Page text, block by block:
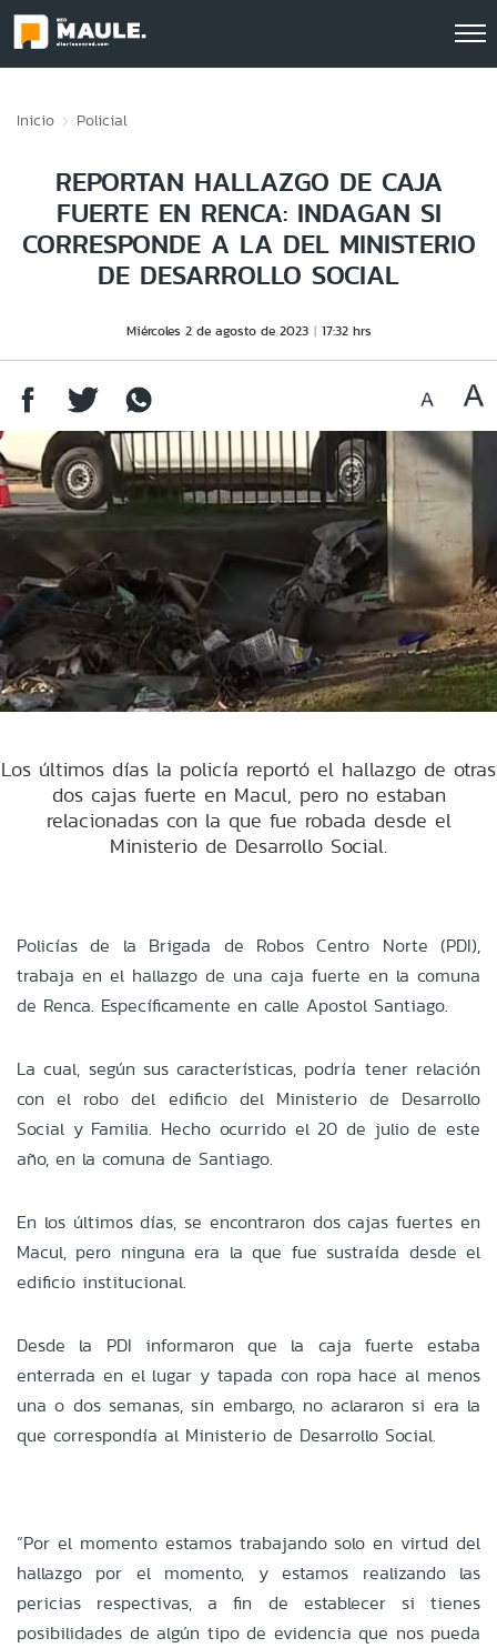
Inicio Policial
REPORTAN HALLAZGO DE CAJA
FUERTE EN RENCA: INDAGAN SI
CORRESPONDE A LA DEL MINISTERIO
DE DESARROLLO SOCIAL
Miércoles 2 de agosto de 2023 17:32 hrs
Los últimos días la policía reportó el hallazgo de otras
dos cajas fuerte en Macul, pero no estaban
relacionadas con la que fue robada desde el
Ministerio de Desarrollo Social.
Policías de la Brigada de Robos Centro Norte (PDI),
trabaja en el hallazgo de una caja fuerte en la comuna
de Renca. Específicamente en calle Apostol Santiago.
La cual, según sus características, podría tener relación
con el robo del edificio del Ministerio de Desarrollo
Social y Familia. Hecho ocurrido el 20 de julio de este
año, en la comuna de Santiago.
En los últimos días, se encontraron dos cajas fuertes en
Macul, pero ninguna era la que fue sustraída desde el
edificio institucional.
Desde la PDI informaron que la caja fuerte estaba
enterrada en el lugar y tapada con ropa hace al menos
una o dos semanas, sin embargo, no aclararon si era la
que correspondía al Ministerio de Desarrollo Social.
“Por el momento estamos trabajando solo en virtud del
hallazgo por el momento, y estamos realizando las
pericias respectivas, a fin de establecer si tienes
posibilidades de algún tipo de evidencia que nos pueda